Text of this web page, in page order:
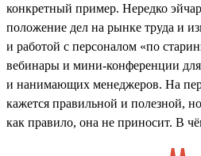
конкретный пример. Нередко
положение дел на рынке труда и
и работой с персоналом «по
вебинары и мини-конференции
и нанимающих менеджеров. На
кажется правильной и полезной,
как правило, она не приносит. В